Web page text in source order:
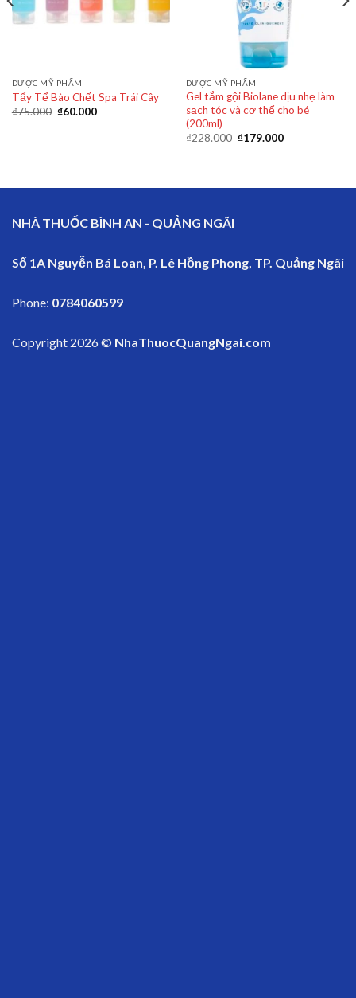
DƯỢC MỸ PHẨM
Tẩy Tể Bào Chết Spa Trái Cây
₫75.000 ₫60.000
DƯỢC MỸ PHẨM
Gel tắm gội Biolane dịu nhẹ làm
sạch tóc và cơ thể cho bé
(200ml)
₫228.000 ₫179.000
NHÀ THUỐC BÌNH AN - QUẢNG NGÃI
Số 1A Nguyễn Bá Loan, P. Lê Hồng Phong, TP. Quảng Ngãi
Phone: 0784060599
Copyright 2026 © NhaThuocQuangNgai.com